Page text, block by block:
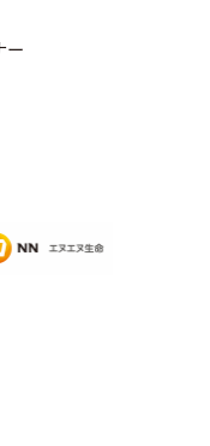
ー
ヌ生命保険株式会社